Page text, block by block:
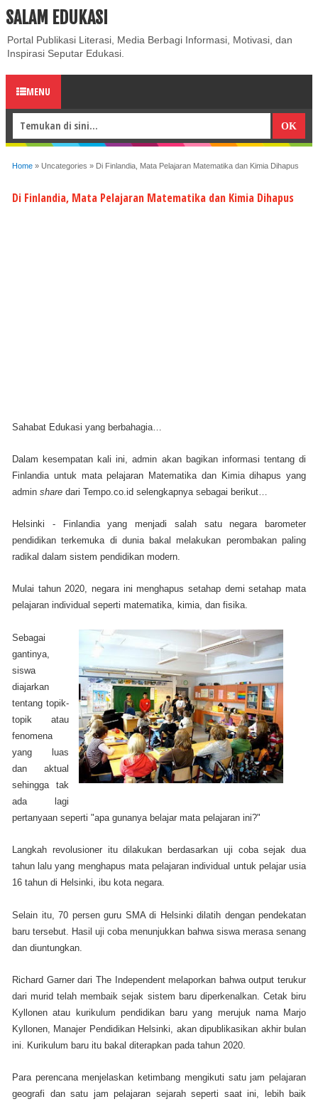
ABOUT CONTACT US
SALAM EDUKASI
Portal Publikasi Literasi, Media Berbagi Informasi, Motivasi, dan
Inspirasi Seputar Edukasi.
MENU
Home » Uncategories » Di Finlandia, Mata Pelajaran Matematika dan Kimia Dihapus
Di Finlandia, Mata Pelajaran Matematika dan Kimia Dihapus
Sahabat Edukasi yang berbahagia…
Dalam kesempatan kali ini, admin akan bagikan informasi tentang di
Finlandia untuk mata pelajaran Matematika dan Kimia dihapus yang
admin share dari Tempo.co.id selengkapnya sebagai berikut…
Helsinki - Finlandia yang menjadi salah satu negara barometer
pendidikan terkemuka di dunia bakal melakukan perombakan paling
radikal dalam sistem pendidikan modern.
Mulai tahun 2020, negara ini menghapus setahap demi setahap mata
pelajaran individual seperti matematika, kimia, dan fisika.
Sebagai
gantinya,
siswa
diajarkan
tentang topik-
topik atau
fenomena
yang luas
dan aktual
sehingga tak
ada lagi
pertanyaan seperti "apa gunanya belajar mata pelajaran ini?"
Langkah revolusioner itu dilakukan berdasarkan uji coba sejak dua
tahun lalu yang menghapus mata pelajaran individual untuk pelajar usia
16 tahun di Helsinki, ibu kota negara.
Selain itu, 70 persen guru SMA di Helsinki dilatih dengan pendekatan
baru tersebut. Hasil uji coba menunjukkan bahwa siswa merasa senang
dan diuntungkan.
Richard Garner dari The Independent melaporkan bahwa output terukur
dari murid telah membaik sejak sistem baru diperkenalkan. Cetak biru
Kyllonen atau kurikulum pendidikan baru yang merujuk nama Marjo
Kyllonen, Manajer Pendidikan Helsinki, akan dipublikasikan akhir bulan
ini. Kurikulum baru itu bakal diterapkan pada tahun 2020.
Para perencana menjelaskan ketimbang mengikuti satu jam pelajaran
geografi dan satu jam pelajaran sejarah seperti saat ini, lebih baik